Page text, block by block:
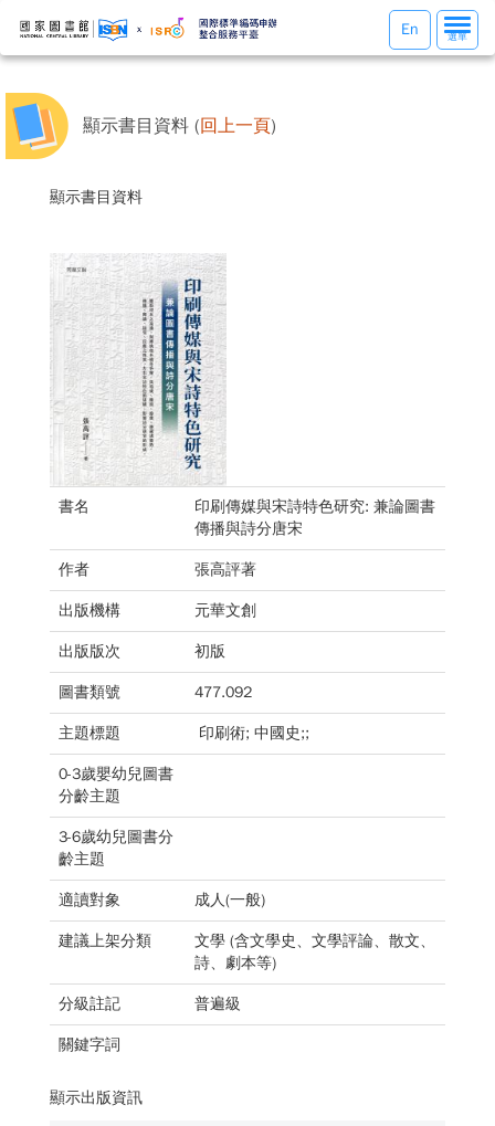
選
單
選單
En
顯示書目資料 (回上一頁)
顯示書目資料
書名
印刷傳媒與宋詩特色研究: 兼論圖書
傳播與詩分唐宋
作者 張高評著
出版機構 元華文創
出版版次 初版
圖書類號 477.092
主題標題 印刷術; 中國史;;
0-3歲嬰幼兒圖書
分齡主題
3-6歲幼兒圖書分
齡主題
適讀對象 成人(一般)
建議上架分類
文學 (含文學史、文學評論、散文、
詩、劇本等)
分級註記 普遍級
關鍵字詞
顯示出版資訊